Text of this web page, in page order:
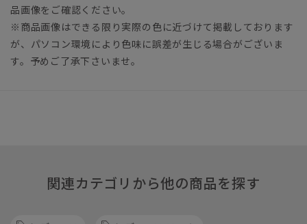
品画像をご確認ください。
※商品画像はできる限り実際の色に近づけて掲載しております
が、パソコン環境により色味に誤差が生じる場合がございま
す。予めご了承下さいませ。
関連カテゴリから他の商品を探す